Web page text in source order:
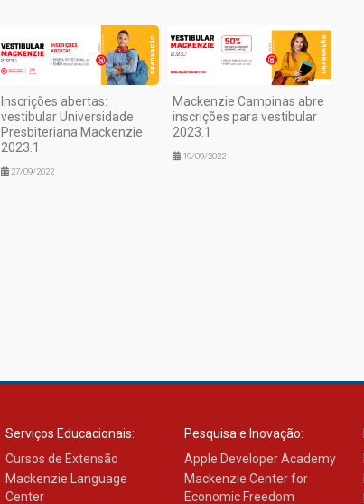
Inscrições abertas:
vestibular Universidade
Presbiteriana Mackenzie
2023.1
27/09/2022
Mackenzie Campinas abre
inscrições para vestibular
2023.1
19/09/2022
Serviços Educacionais:
Cursos de Extensão
Mackenzie Language
Center
Pesquisa e Inovação:
Apple Developer Academy
Mackenzie Center for
Economic Freedom